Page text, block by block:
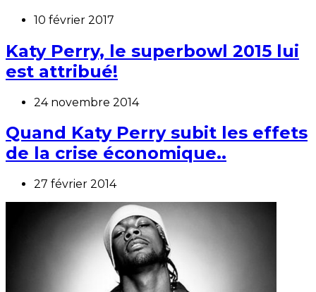
10 février 2017
Katy Perry, le superbowl 2015 lui
est attribué!
24 novembre 2014
Quand Katy Perry subit les effets
de la crise économique..
27 février 2014